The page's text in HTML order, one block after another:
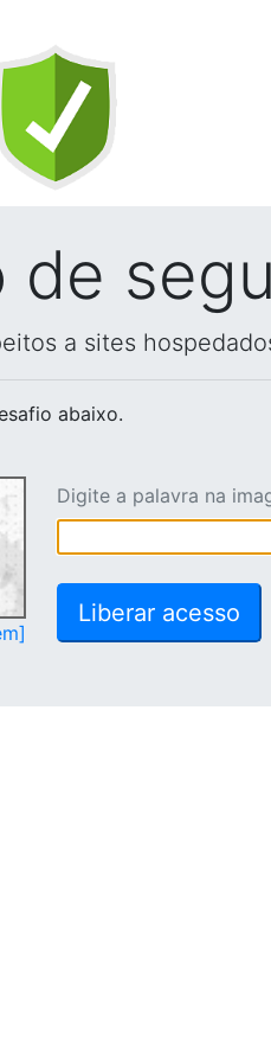
de
a sites
abaixo.
Digite a palavra na